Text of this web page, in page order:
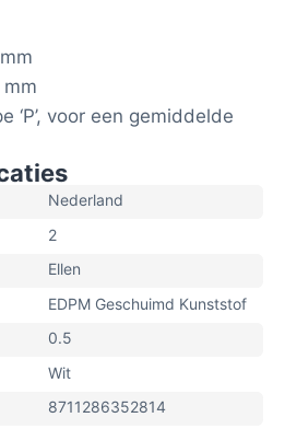
‘P’, voor een gemiddelde
Nederland
2
Ellen
EDPM Geschuimd Kunststof
0.5
Wit
8711286352814